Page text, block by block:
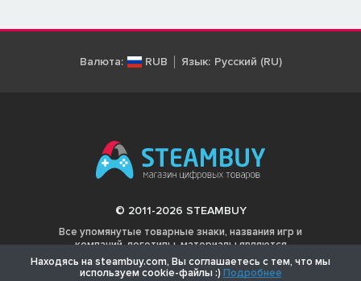
Валюта: RUB Язык: Русский (RU)
© 2011-2026 STEAMBUY
Все упомянутые товарные знаки, названия игр и
компаний, логотипы, материалы являются
собственностью соответствующих владельцев.
Находясь на steambuy.com, Вы соглашаетесь с тем, что мы
используем cookie-файлы :) Подробнее